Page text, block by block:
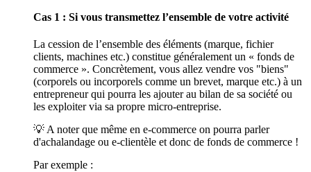
Cas 1 : Si vous transmettez l’ensemble de votre activité
La cession de l’ensemble des éléments (marque, fichier
clients, machines etc.) constitue généralement un « fonds de
commerce ». Concrètement, vous allez vendre vos "biens"
(corporels ou incorporels comme un brevet, marque etc.) à un
entrepreneur qui pourra les ajouter au bilan de sa société ou
les exploiter via sa propre micro-entreprise.
💡 A noter que même en e-commerce on pourra parler
d'achalandage ou e-clientèle et donc de fonds de commerce !
Par exemple :